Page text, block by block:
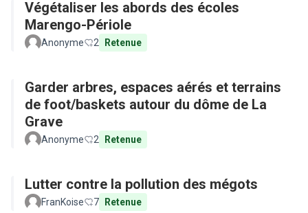
Végétaliser les abords des écoles
Marengo-Périole
Anonyme 2 Retenue
Garder arbres, espaces aérés et terrains
de foot/baskets autour du dôme de La
Grave
Anonyme 2 Retenue
Lutter contre la pollution des mégots
FranKoise 7 Retenue